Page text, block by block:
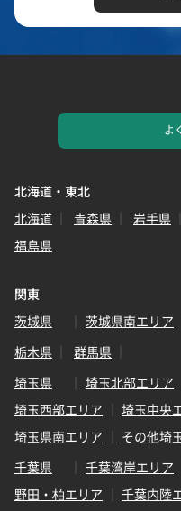
よ
北海道・東北
北海道
青森県 岩手県
福島県
関東
茨城県
茨城県南エリア
栃木県
群馬県
埼玉県
埼玉北部エリア
埼玉西部エリア
埼玉中央
埼玉県南エリア
その他埼
千葉県
千葉湾岸エリア
野田・柏エリア
千葉内陸